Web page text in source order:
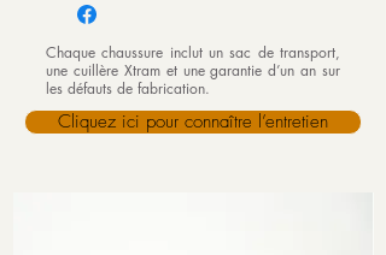
Chaque chaussure inclut un sac de transport,
une cuillère Xtram et une garantie d’un an sur
les défauts de fabrication.
Cliquez ici pour connaître l’entretien